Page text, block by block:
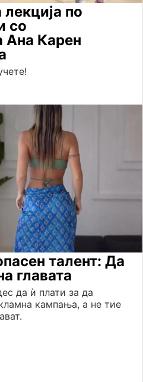
по
со
Ана Карен
талент: Да
главата
да ѝ плати за да
кампања, а не тие